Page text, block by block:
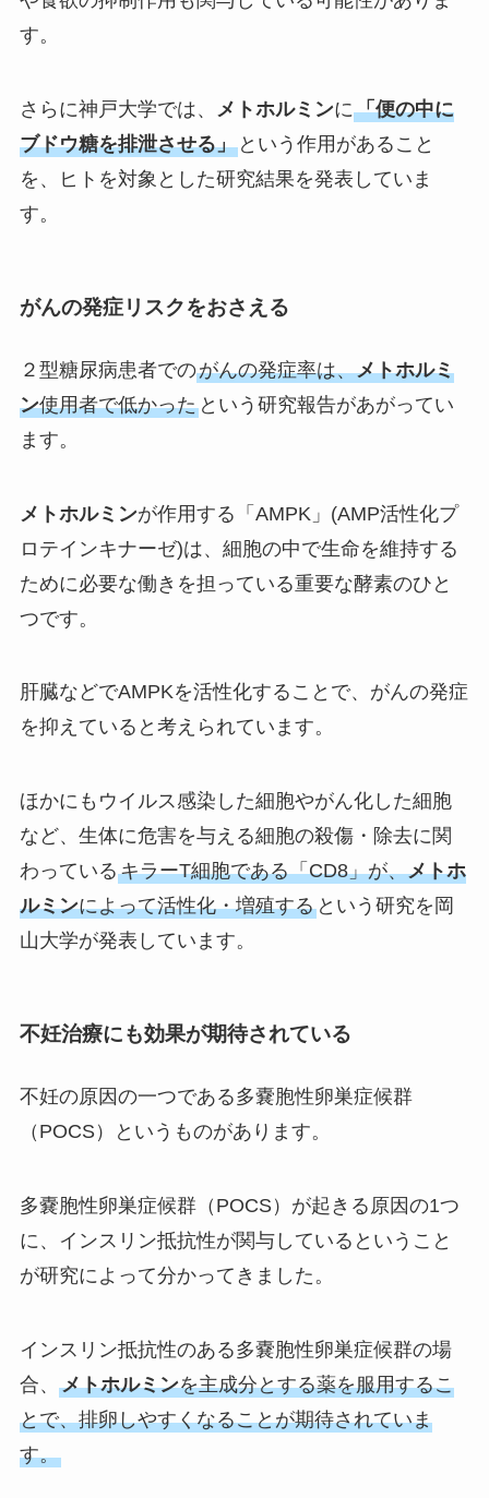
す。
さらに神戸大学では、 メトホルミンに「便の中に
ブドウ糖を排泄させる」という作用があること
を、ヒトを対象とした研究結果を発表していま
す。
がんの発症リスクをおさえる
２型糖尿病患者でのがんの発症率は、メトホルミ
ン使用者で低かったという研究報告があがってい
ます。
メトホルミンが作用する「AMPK」(AMP活性化プ
ロテインキナーゼ)は、細胞の中で生命を維持する
ために必要な働きを担っている重要な酵素のひと
つです。
肝臓などでAMPKを活性化することで、がんの発症
を抑えていると考えられています。
ほかにもウイルス感染した細胞やがん化した細胞
など、生体に危害を与える細胞の殺傷・除去に関
わっているキラーT細胞である「CD8」が、メトホ
ルミンによって活性化・増殖するという研究を岡
山大学が発表しています。
不妊治療にも効果が期待されている
不妊の原因の一つである多嚢胞性卵巣症候群
（POCS）というものがあります。
多嚢胞性卵巣症候群（POCS）が起きる原因の1つ
に、インスリン抵抗性が関与しているということ
が研究によって分かってきました。
インスリン抵抗性のある多嚢胞性卵巣症候群の場
合、 メトホルミンを主成分とする薬を服用するこ
とで、排卵しやすくなることが期待されていま
す。